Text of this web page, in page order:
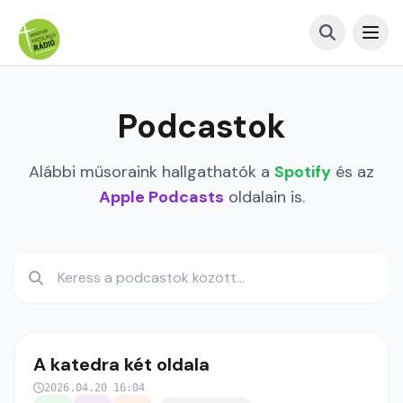
Podcastok
Alábbi műsoraink hallgathatók a Spotify és az
Apple Podcasts oldalain is.
A katedra két oldala
2026.04.20 16:04